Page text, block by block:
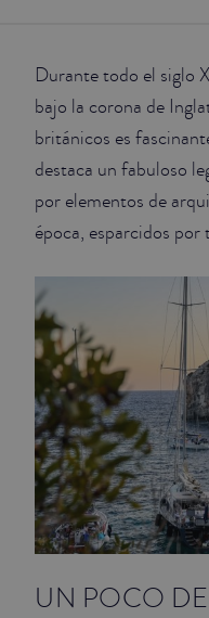
Durante todo el siglo
bajo la corona de
británicos es
destaca un fabuloso
por elementos de
época, esparcidos
UN POCO
DOUBLE WHITE
DOUBLE INN CATHÉDRALE
SUPÉRIEURE
SUITE